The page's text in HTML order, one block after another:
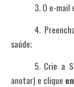
3. O e-mail
4.
saúde;
5. Crie a
anotar) e clique